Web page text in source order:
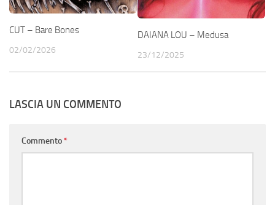
CUT – Bare Bones
02/02/2026
DAIANA LOU – Medusa
23/12/2025
LASCIA UN COMMENTO
Commento*